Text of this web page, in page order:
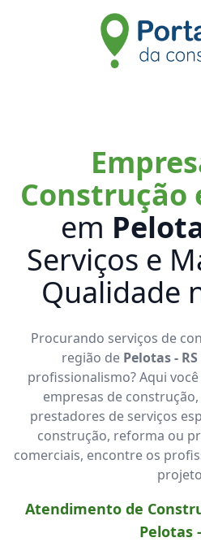
Construção
em
Serviços e
Qualidade
Procurando serviços de
região de Pelotas - RS
profissionalismo? Aqui
empresas de
prestadores de serviços
construção, reforma ou
comerciais, encontre os
Atendimento de
Pelotas